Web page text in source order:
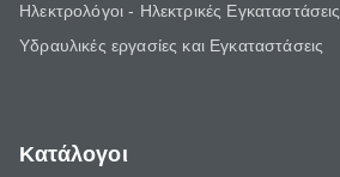
Ηλεκτρολόγοι - Ηλεκτρικές Εγκαταστάσεις
Υδραυλικές εργασίες και Εγκαταστάσεις
Κατάλογοι